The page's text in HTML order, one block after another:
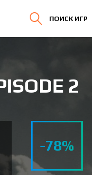
ПОИСК ИГР
2
-78%